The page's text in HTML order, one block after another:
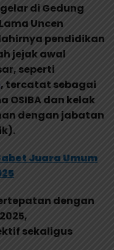
di Gedung
Uncen
pendidikan
jejak awal
seperti
, tercatat sebagai
OSIBA dan kelak
dengan jabatan
Juara Umum
dengan
sekaligus